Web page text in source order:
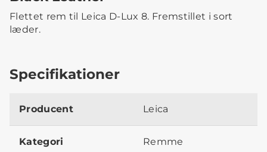
Flettet rem til Leica D-Lux 8. Fremstillet i sort
læder.
Specifikationer
Producent Leica
Kategori Remme